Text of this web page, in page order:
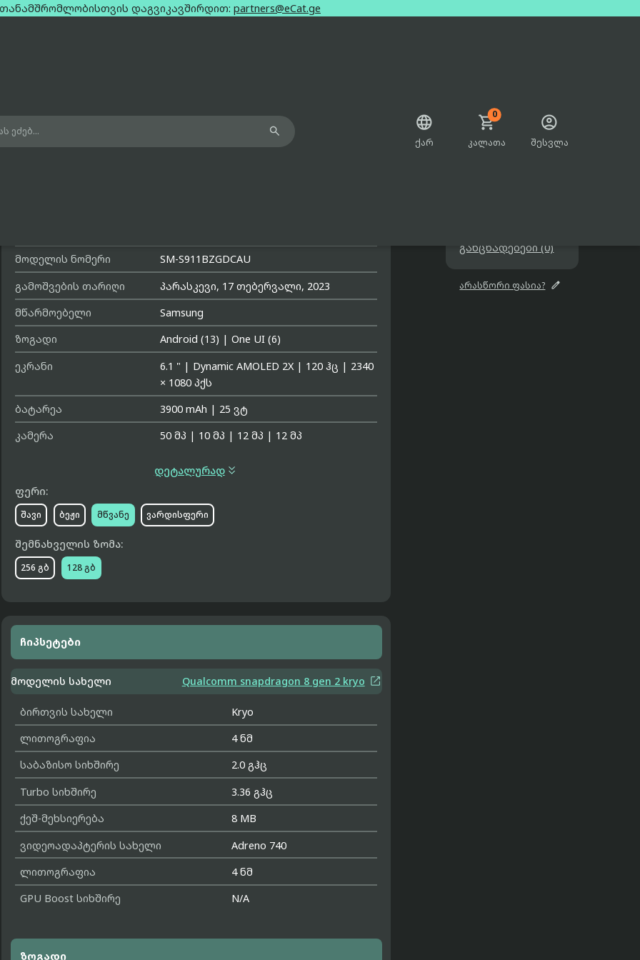
თანამშრომლობისთვის დაგვიკავშირდით: partners@eCat.ge
 
ქარ
0

კალათა

შესვლა
მოდელის ნომერი
SM-S911BZGDCAU
გამოშვების თარიღი
პარასკევი, 17 თებერვალი, 2023
მწარმოებელი
Samsung
ზოგადი
Android (13) |One UI (6)
ეკრანი
6.1 " | Dynamic AMOLED 2X | 120 ჰც | 2340
× 1080 პქს
ბატარეა
3900 mAh | 25 ვტ
კამერა
50 მპ | 10 მპ | 12 მპ | 12 მპ
დეტალურად
ფერი:
შავი ბეჟი მწვანე ვარდისფერი
შემნახველის ზომა:
256 გბ 128 გბ
განცხადებები (0)
არასწორი ფასია? 
ჩიპსეტები
მოდელის სახელი Qualcomm snapdragon 8 gen 2 kryo 
ბირთვის სახელი
Kryo
ლითოგრაფია
4 ნმ
საბაზისო სიხშირე
2.0 გჰც
Turbo სიხშირე
3.36 გჰც
ქეშ-მეხსიერება
8 MB
ვიდეოადაპტერის სახელი
Adreno 740
ლითოგრაფია
4 ნმ
GPU Boost სიხშირე
N/A
ზოგადი